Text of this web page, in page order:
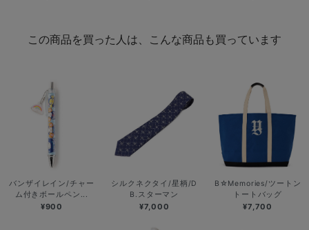
この商品を買った人は、こんな商品も買っています
バンザイレイン/チャー
ム付きボールペン...
¥900
シルクネクタイ/星柄/D
B.スターマン
¥7,000
B☆Memories/ツートン
トートバッグ
¥7,700